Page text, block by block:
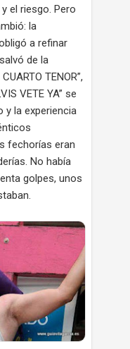
el riesgo. Pero
la
a refinar
de la
TENOR”,
VETE YA” se
y la experiencia
fechorías eran
No había
golpes, unos